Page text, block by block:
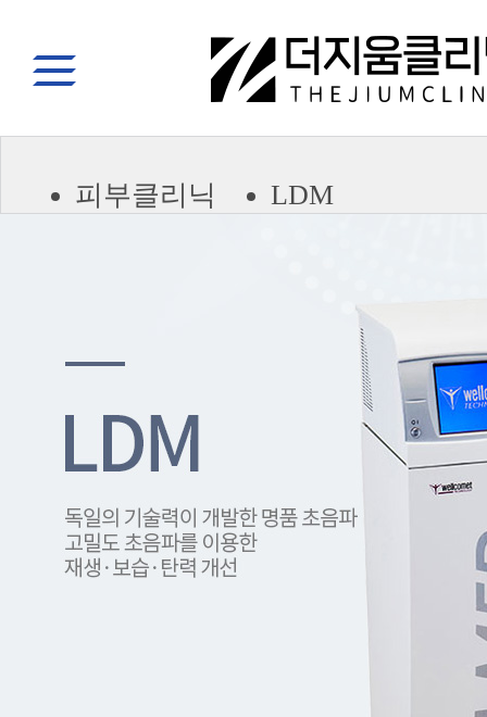
피부클리닉 LDM